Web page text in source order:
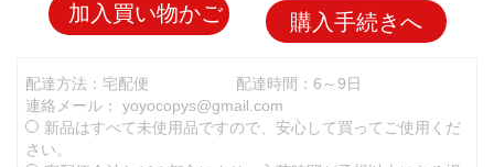
加入買い物かご 購入手続きへ
配達方法：宅配便
配達時間：6～9日
連絡メール： yoyocopys@gmail.com
新品はすべて未使用品ですので、安心して買ってご使用くだ
さい。